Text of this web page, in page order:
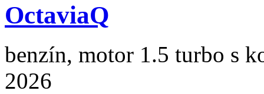
OctaviaQ
benzín, motor 1.5 turbo s
2026